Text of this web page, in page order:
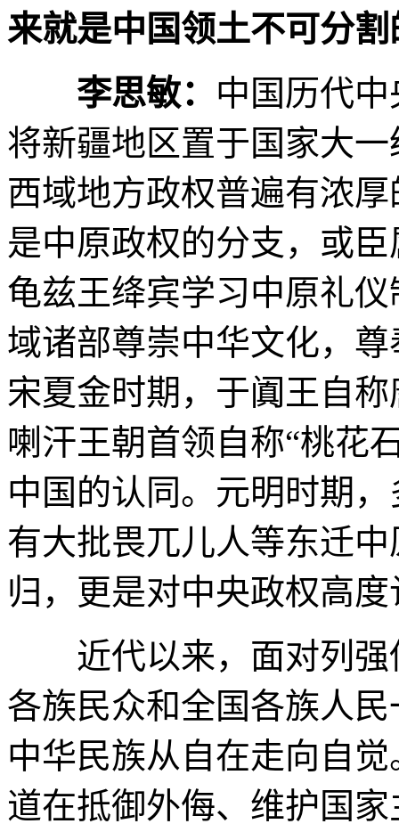
来就是中国领土不可分
李思敏： 中国历代
将新疆地区置于国家大
西域地方政权普遍有浓
是中原政权的分支，或
龟兹王绛宾学习中原礼
域诸部尊崇中华文化，
宋夏金时期，于阗王自
喇汗王朝首领自称“桃花
中国的认同。元明时期
有大批畏兀儿人等东迁
归，更是对中央政权高
近代以来，面对列强
各族民众和全国各族人
中华民族从自在走向自
道在抵御外侮、维护国